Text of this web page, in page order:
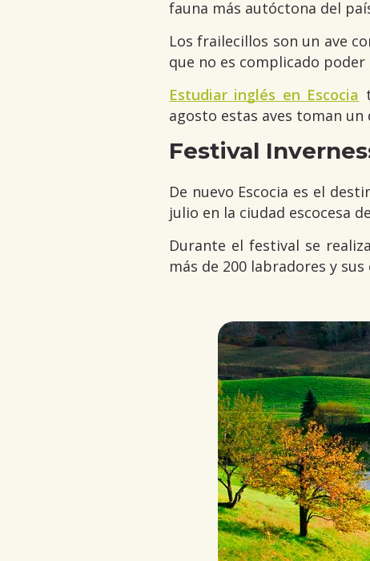
fauna más autóctona del
Los frailecillos son un ave
que no es complicado
Estudiar inglés en Escocia
agosto estas aves toman un
Festival
De nuevo Escocia es el
julio en la ciudad escocesa de
Durante el festival se
más de 200 labradores y